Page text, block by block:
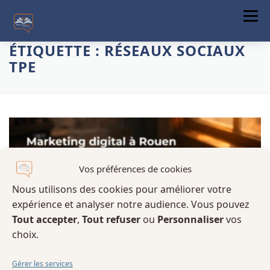
Vos préférences de cookies
Nous utilisons des cookies pour améliorer votre
expérience et analyser notre audience. Vous pouvez
Tout accepter, Tout refuser ou Personnaliservos
choix.
Gérer les services
Menu
ACCUEIL
COMMUNICATION DIGITALE
ACTUALITÉS
CONTACT
ÉTIQUETTE : RÉSEAUX SOCIAUX
TPE